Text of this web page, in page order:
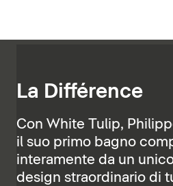
La Différence
Con White Tulip,
il suo primo bagno
interamente da un
design straordinario di